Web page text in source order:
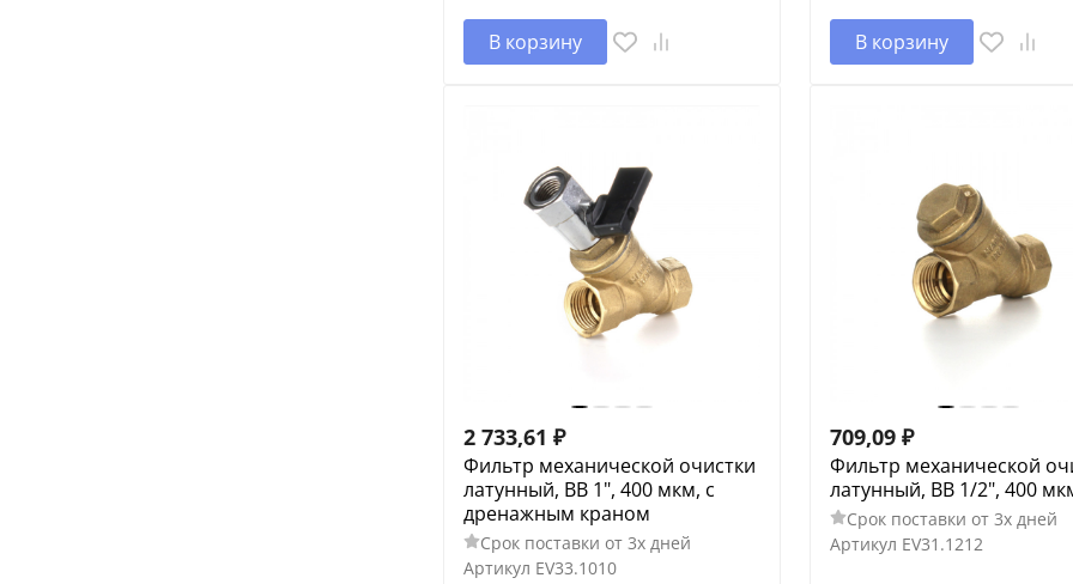
В корзину В корзину
2 733,61 ₽
Фильтр механической очистки
латунный, ВВ 1", 400 мкм, с
дренажным краном
Срок поставки от 3х дней
Артикул EV33.1010
709,09 ₽
Фильтр механической
латунный, ВВ 1/2", 400
Срок поставки от 3х дней
Артикул EV31.1212